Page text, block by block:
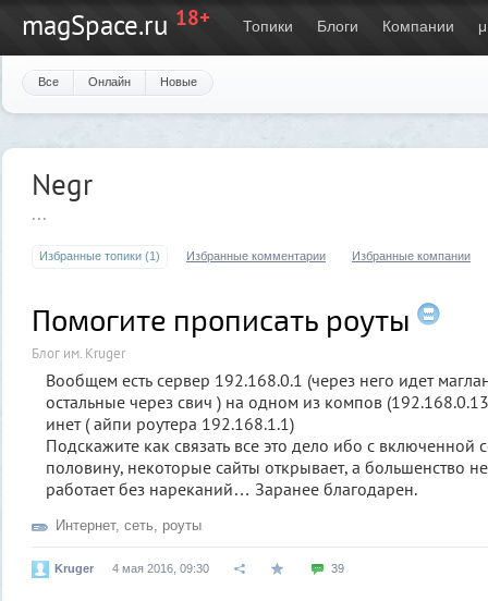
magSpace.ru 18+ Топики Блоги Компании μ
Все Онлайн Новые
Negr
...
Избранные топики (1) Избранные комментарии Избранные компании
Помогите прописать роуты
Блог им. Kruger
Вообщем есть сервер 192.168.0.1 (через него идет
остальные через свич ) на одном из компов (192.168.0.13
инет ( айпи роутера 192.168.1.1)
Подскажите как связать все это дело ибо с включенной
половину, некоторые сайты открывает, а большенство
работает без нареканий… Заранее благодарен.
Интернет, сеть, роуты
Kruger 4 мая 2016, 09:30 39